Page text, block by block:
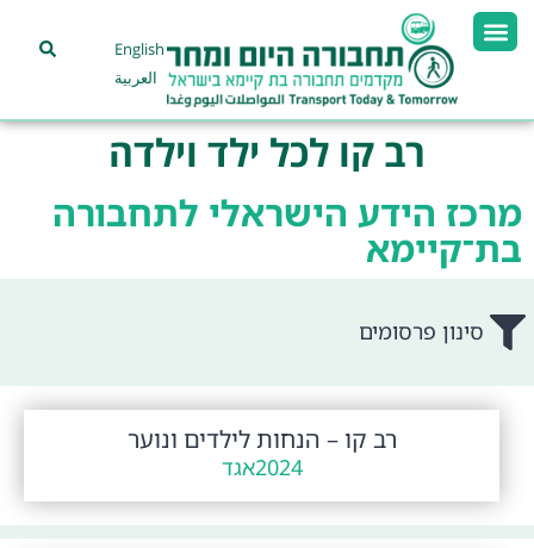
English
العربية
רב קו לכל ילד וילדה
מרכז הידע הישראלי לתחבורה
בת־קיימא
סינון פרסומים
רב קו – הנחות לילדים ונוער
2024אגד